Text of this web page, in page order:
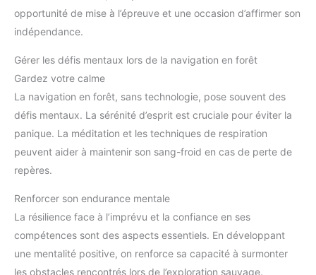
opportunité de mise à l’épreuve et une occasion d’affirmer son
indépendance.
Gérer les défis mentaux lors de la navigation en forêt
Gardez votre calme
La navigation en forêt, sans technologie, pose souvent des
défis mentaux. La sérénité d’esprit est cruciale pour éviter la
panique. La méditation et les techniques de respiration
peuvent aider à maintenir son sang-froid en cas de perte de
repères.
Renforcer son endurance mentale
La résilience face à l’imprévu et la confiance en ses
compétences sont des aspects essentiels. En développant
une mentalité positive, on renforce sa capacité à surmonter
les obstacles rencontrés lors de l’exploration sauvage.